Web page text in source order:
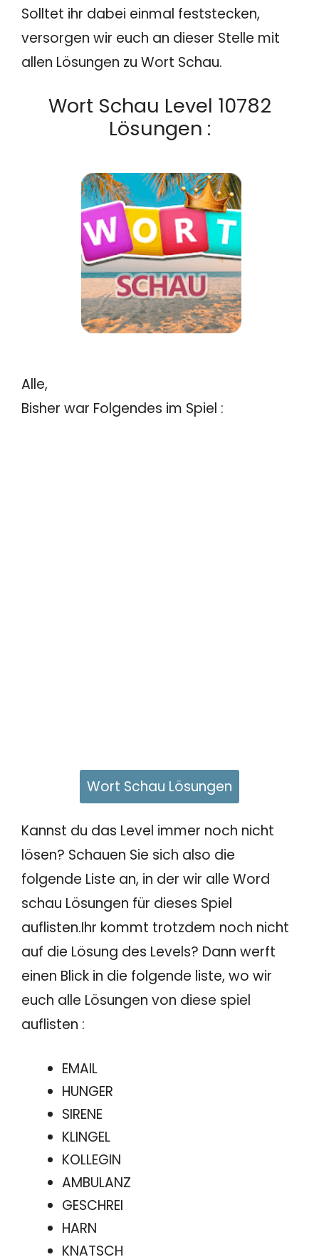
Solltet ihr dabei einmal feststecken,
versorgen wir euch an dieser Stelle mit
allen Lösungen zu Wort Schau.
Wort Schau Level 10782
Lösungen :
Alle,
Bisher war Folgendes im Spiel :
Wort Schau Lösungen
Kannst du das Level immer noch nicht
lösen? Schauen Sie sich also die
folgende Liste an, in der wir alle Word
schau Lösungen für dieses Spiel
auflisten.Ihr kommt trotzdem noch nicht
auf die Lösung des Levels? Dann werft
einen Blick in die folgende liste, wo wir
euch alle Lösungen von diese spiel
auflisten :
EMAIL
HUNGER
SIRENE
KLINGEL
KOLLEGIN
AMBULANZ
GESCHREI
HARN
KNATSCH